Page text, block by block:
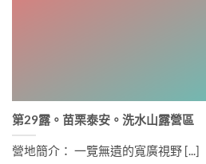
第29露。苗栗泰安。洗水山露營區
營地簡介： 一覽無遺的寬廣視野 [...]